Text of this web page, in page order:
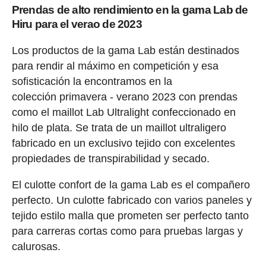
Prendas de alto rendimiento en la gama Lab de
Hiru para el verao de 2023
Los productos de la gama Lab están destinados
para rendir al máximo en competición y esa
sofisticación la encontramos en la
colección primavera - verano 2023 con prendas
como el maillot Lab Ultralight confeccionado en
hilo de plata. Se trata de un maillot ultraligero
fabricado en un exclusivo tejido con excelentes
propiedades de transpirabilidad y secado.
El culotte confort de la gama Lab es el compañero
perfecto. Un culotte fabricado con varios paneles y
tejido estilo malla que prometen ser perfecto tanto
para carreras cortas como para pruebas largas y
calurosas.